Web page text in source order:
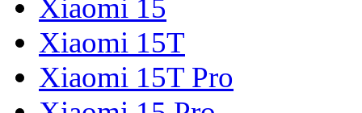
Xiaomi 15
Xiaomi 15T
Xiaomi 15T Pro